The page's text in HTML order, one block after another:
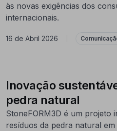
às novas exigências dos
internacionais.
16 de Abril 2026
Inovação
pedra natural
StoneFORM3D é um projeto
resíduos da pedra natural